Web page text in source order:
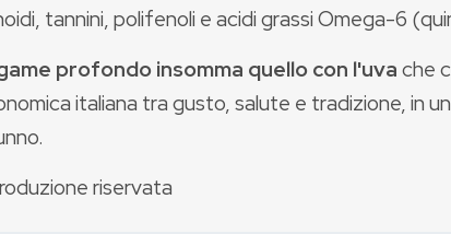
tannini, polifenoli e acidi grassi Omega-6
profondo insomma quello con l'uvache
italiana tra gusto, salute e tradizione, in
riservata